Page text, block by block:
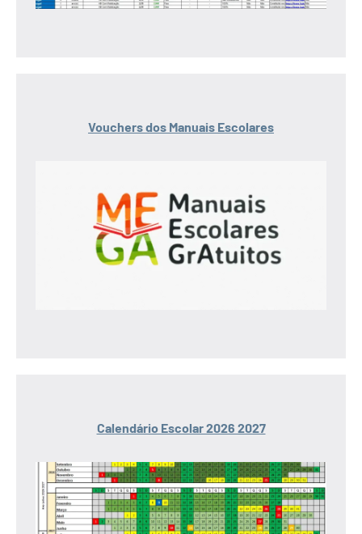
Vouchers dos Manuais Escolares
Calendário Escolar 2026 2027